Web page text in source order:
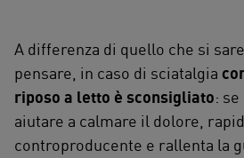
A differenza di quello che si
pensare, in caso di sciatalgia
riposo a letto è sconsigliato:
aiutare a calmare il dolore,
controproducente e rallenta la